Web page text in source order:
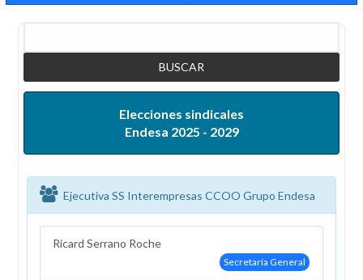
Elecciones sindicales
Endesa 2025 - 2029
Ejecutiva SS Interempresas CCOO Grupo Endesa
Ricard Serrano Roche
Secretaría General